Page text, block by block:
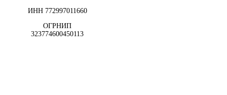
ИНН 772997011660
ОГРНИП
323774600450113